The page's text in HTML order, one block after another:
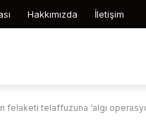
Hakkımızda İletişim
felaketi telaffuzuna ‘algı